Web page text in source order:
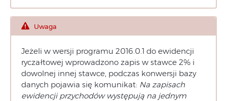
Uwaga
Jeżeli w wersji programu 2016.0.1 do ewidencji
ryczałtowej wprowadzono zapis w stawce 2% i
dowolnej innej stawce, podczas konwersji bazy
danych pojawia się komunikat: Na zapisach
ewidencji przychodów występują na jednym